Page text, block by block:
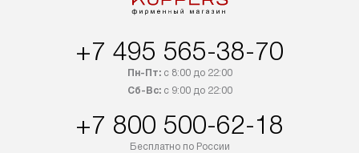
+7 495 565-38-70
Пн-Пт:с 8:00 до 22:00
Сб-Вс:с 9:00 до 22:00
+7 800 500-62-18
Бесплатно по России